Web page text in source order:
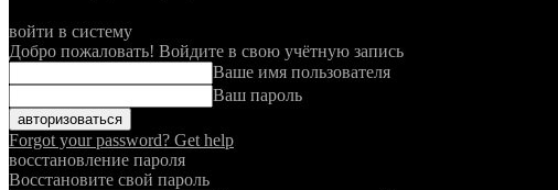
войти в систему
Добро пожаловать! Войдите в свою учётную запись
Ваше имя пользователя
Ваш пароль
Forgot your password? Get help
восстановление пароля
Восстановите свой пароль